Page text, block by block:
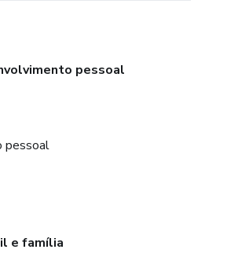
pessoal
pessoal
e família